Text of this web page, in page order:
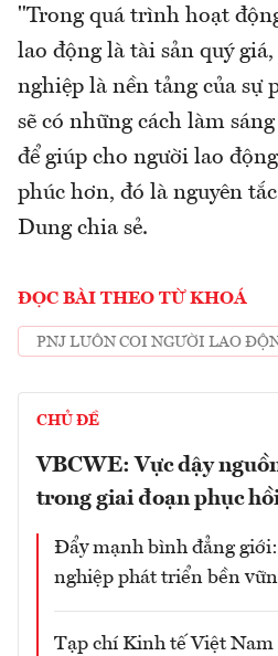
"Trong quá trình hoạt
lao động là tài sản quý
nghiệp là nền tảng của sự
sẽ có những cách làm
để giúp cho người lao
phúc hơn, đó là nguyên
Dung chia sẻ.
ĐỌC BÀI THEO TỪ KHOÁ
PNJ LUÔN COI NGƯỜI LAO
CHỦ ĐỀ
VBCWE: Vực dậy
trong giai đoạn phục
Đẩy mạnh bình đẳng giới:
nghiệp phát triển bền
Tạp chí Kinh tế Việt Nam